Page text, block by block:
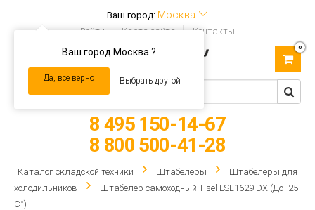
Ваш город: Москва
Ваш город Москва ?
Да, все верно Выбрать другой
Войти Карта сайта Контакты
navigation
0
8 495 150-14-67
8 800 500-41-28
Каталог складской техники Штабелёры
Штабелёры для
холодильников
Штабелер самоходный Tisel ESL1629 DX (До -25
C°)